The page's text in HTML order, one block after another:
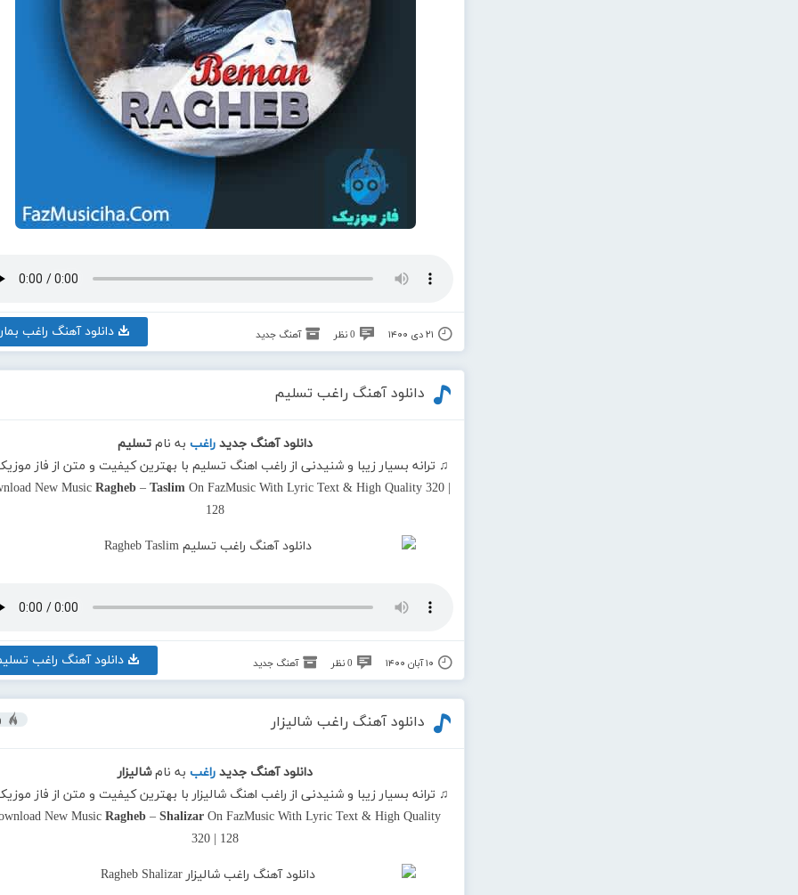
۲۱ دی ۱۴۰۰ 0 نظر آهنگ جدید دانلود آهنگ راغب
دانلود آهنگ راغب تسلیم
دانلود آهنگ جدید راغببه نام تسلیم
♫ ترانه بسیار زیبا و شنیدنی از راغب اهنگ تسلیم با بهترین کیفیت و متن از فاز
New MusicRagheb –Taslim On FazMusic With Lyric Text & High Quality 320 |
128
۱۰ آبان ۱۴۰۰ 0 نظر آهنگ جدید دانلود آهنگ راغب
دانلود آهنگ راغب شالیزار
دانلود آهنگ جدید راغببه نامشالیزار
♫ ترانه بسیار زیبا و شنیدنی از راغب اهنگ شالیزار با بهترین کیفیت و متن از فاز
New MusicRagheb –Shalizar On FazMusic With Lyric Text & High Quality
320 | 128